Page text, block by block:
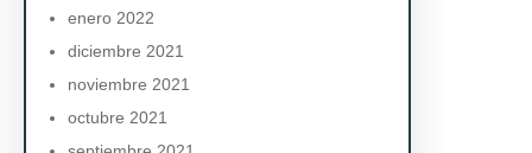
enero 2022
diciembre 2021
noviembre 2021
octubre 2021